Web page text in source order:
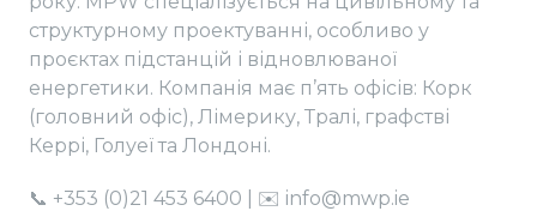
структурному проектуванні, особливо у
проєктах підстанцій і відновлюваної
енергетики. Компанія має п’ять офісів: Корк
(головний офіс), Лімерику, Тралі, графстві
Керрі, Голуеї та Лондоні.
📞 +353 (0)21 453 6400 | ✉️ info@mwp.ie